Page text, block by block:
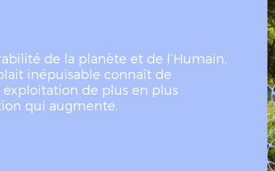
de la planète et de l’Humain,
inépuisable connaît de
de plus en plus
qui augmente.